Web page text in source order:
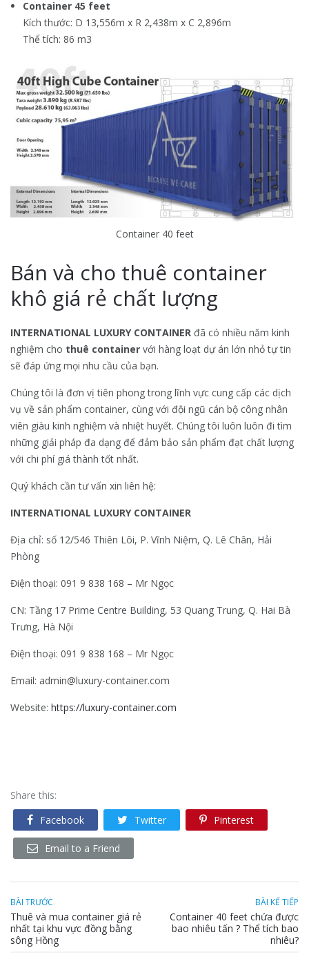
Container 45 feet
Kích thước: D 13,556m x R 2,438m x C 2,896m
Thể tích: 86 m3
Container 40 feet
Bán và cho thuê container
khô giá rẻ chất lượng
INTERNATIONAL LUXURY CONTAINER đã có nhiều năm kinh
nghiệm cho thuê container với hàng loạt dự án lớn nhỏ tự tin
sẽ đáp ứng mọi nhu cầu của bạn.
Chúng tôi là đơn vị tiên phong trong lĩnh vực cung cấp các dịch
vụ về sản phẩm container, cùng với đội ngũ cán bộ công nhân
viên giàu kinh nghiệm và nhiệt huyết. Chúng tôi luôn luôn đi tìm
những giải pháp đa dạng để đảm bảo sản phẩm đạt chất lượng
với chi phí giá thành tốt nhất.
Quý khách cần tư vấn xin liên hệ:
INTERNATIONAL LUXURY CONTAINER
Địa chỉ: số 12/546 Thiên Lôi, P. Vĩnh Niệm, Q. Lê Chân, Hải
Phòng
Điện thoại: 091 9 838 168 – Mr Ngọc
CN: Tầng 17 Prime Centre Building, 53 Quang Trung, Q. Hai Bà
Trưng, Hà Nội
Điện thoại: 091 9 838 168 – Mr Ngọc
Email: admin@luxury-container.com
Website: https://luxury-container.com
Share this:
Facebook
Twitter Pinterest
Email to a Friend
BÀI TRƯỚC
Thuê và mua container giá rẻ
nhất tại khu vực đồng bằng
sông Hồng
BÀI KẾ TIẾP
Container 40 feet chứa được
bao nhiêu tấn ? Thể tích bao
nhiêu?